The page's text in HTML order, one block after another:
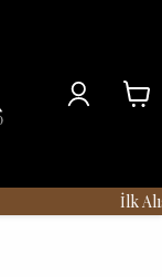
İlk